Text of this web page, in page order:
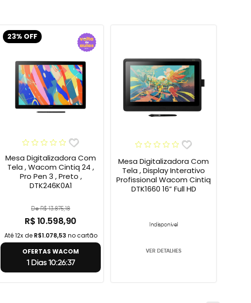
23% OFF
Mesa Digitalizadora Com
Tela , Wacom Cintiq 24 ,
Pro Pen 3 , Preto ,
DTK246K0A1
De R$ 13.875,18
R$ 10.598,90
Até 12x de R$1.078,53 no cartão
OFERTAS WACOM
1 Dias 10:26:36
Mesa Digitalizadora Com
Tela , Display Interativo
Profissional Wacom Cintiq
DTK1660 16” Full HD
Indisponível
VER DETALHES